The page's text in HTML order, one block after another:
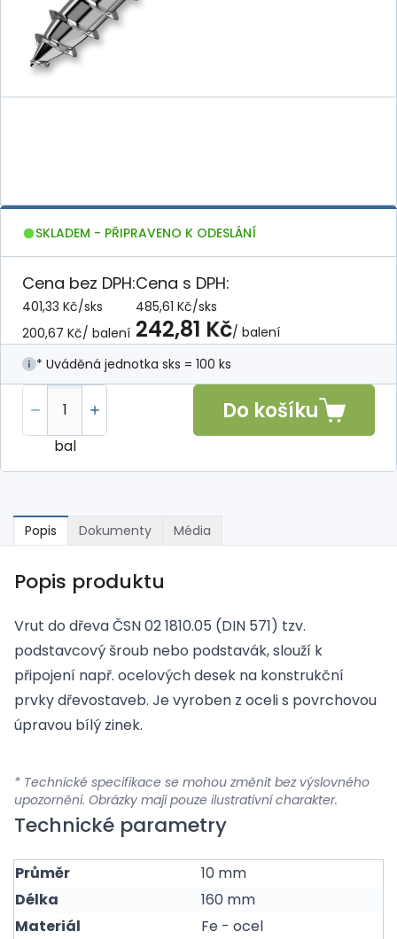
SKLADEM - PŘIPRAVENO K ODESLÁNÍ
Cena bez DPH:
401,33 Kč/sks
200,67 Kč/ balení
Cena s DPH:
485,61 Kč/sks
242,81 Kč/ balení
* Uváděná jednotka sks = 100 ks
bal
Do košíku
Popis Dokumenty Média
Popis produktu
Vrut do dřeva ČSN 02 1810.05 (DIN 571) tzv.
podstavcový šroub nebo podstavák, slouží k
připojení např. ocelových desek na konstrukční
prvky dřevostaveb. Je vyroben z oceli s povrchovou
úpravou bílý zinek.
* Technické specifikace se mohou změnit bez výslovného
upozornění. Obrázky mají pouze ilustrativní charakter.
Technické parametry
Průměr
10 mm
Délka
160 mm
Materiál
Fe - ocel